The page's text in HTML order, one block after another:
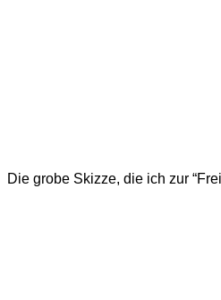
Die grobe Skizze, die ich zur